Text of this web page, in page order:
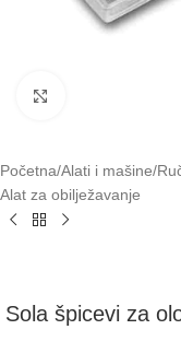
Početna/Alati i mašine/
Alat za obilježavanje
Sola špicevi za